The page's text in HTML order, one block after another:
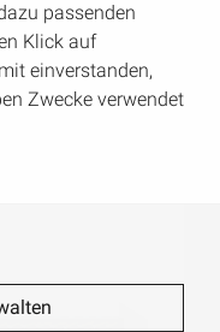
passenden
Klick auf
einverstanden,
Zwecke verwendet